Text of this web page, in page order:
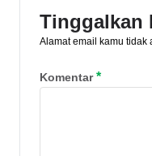
Tinggalkan
Alamat email kamu
Komentar*